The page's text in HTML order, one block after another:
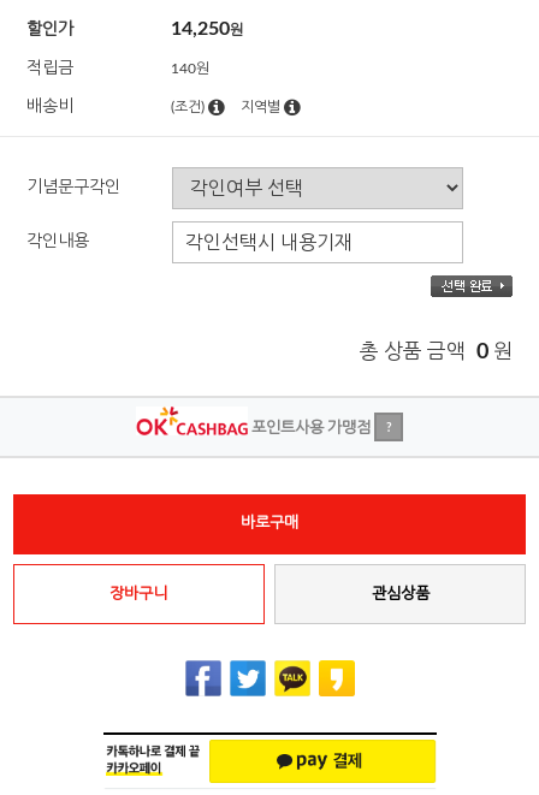
할인가 14,250원
적립금 140원
배송비 (조건) 지역별
기념문구각인
각인내용
총 상품 금액 0 원
포인트사용 가맹점 ?
바로구매
장바구니 관심상품